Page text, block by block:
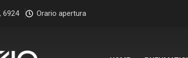
6924 Orario apertura